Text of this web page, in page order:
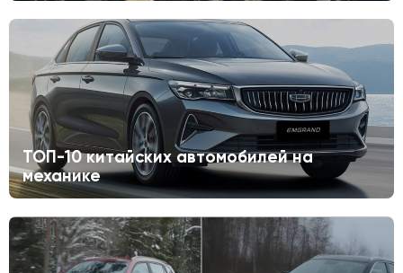
ТОП-10 китайских автомобилей на
механике